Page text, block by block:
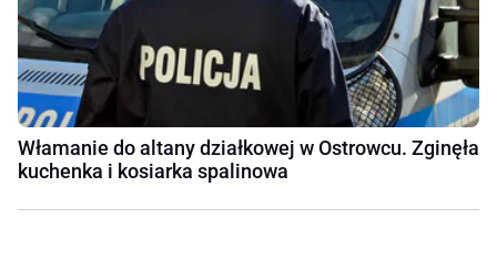
Włamanie do altany działkowej w Ostrowcu. Zginęła
kuchenka i kosiarka spalinowa